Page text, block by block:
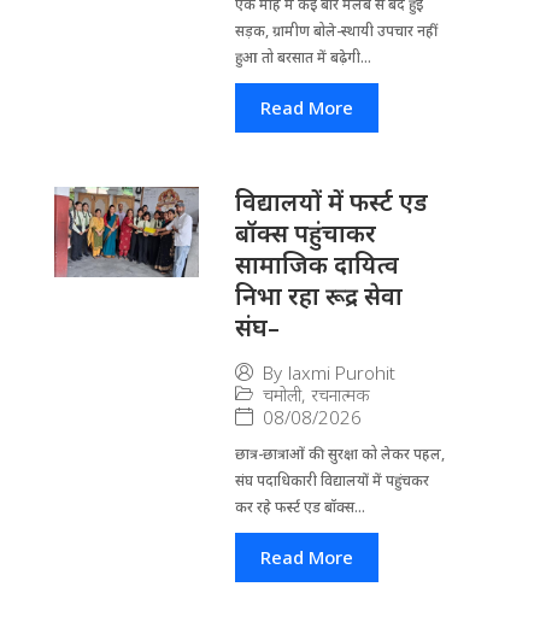
सड़क, ग्रामीण बोले-स्थायी उपचार नहीं
हुआ तो बरसात में बढ़ेगी...
Read More
विद्यालयों में फर्स्ट एड
बॉक्स पहुंचाकर
सामाजिक दायित्व
निभा रहा रूद्र सेवा
संघ–
By laxmi Purohit
चमोली, रचनात्मक
08/08/2026
छात्र-छात्राओं की सुरक्षा को लेकर पहल,
संघ पदाधिकारी विद्यालयों में पहुंचकर
कर रहे फर्स्ट एड बॉक्स...
Read More